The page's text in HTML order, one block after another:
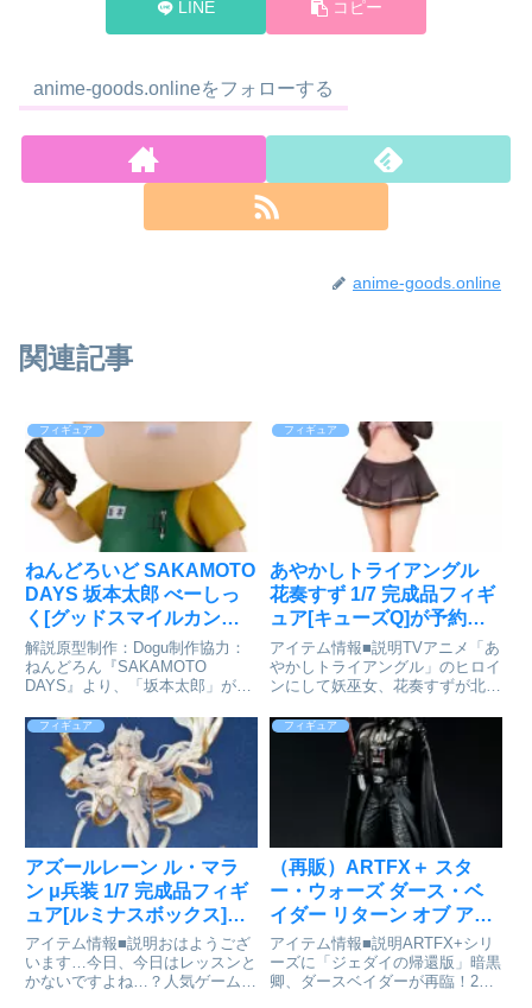
LINE コピー
anime-goods.onlineをフォローする
anime-goods.online
関連記事
フィギュア
ねんどろいど SAKAMOTO
DAYS 坂本太郎 べーしっ
く[グッドスマイルカンパ
ニー]が予約受付中
解説原型制作：Dogu制作協力：
ねんどろん『SAKAMOTO
DAYS』より、「坂本太郎」がね
場！・ねんどろいど べーしっく
とは？交換顔、オプションを省く
ことにより、通常より「安く」
「早く」をコンセプトにしたまさ
フィギュア
あやかしトライアングル
花奏すず 1/7 完成品フィギ
ュア[キューズQ]が予約受
付開始
アイテム情報■説明TVアニメ「あ
やかしトライアングル」のヒロイ
ンにして妖巫女、花奏すずが北彩
ずの魄(ハク)を採取するには、お
へそからの吸引が必要・・・とい
う、問題のおへそを上着をまくっ
てチラリ♡。ちょっとアンニ...
フィギュア
アズールレーン ル・マラ
ン μ兵装 1/7 完成品フィギ
ュア[ルミナスボックス]が
予約受付中
アイテム情報■説明おはようござ
います…今日、今日はレッスンと
かないですよね…？人気ゲーム
フィギュア
（再販）ARTFX＋ スタ
ー・ウォーズ ダース・ベ
イダー リターン オブ アナ
キン・スカイウォーカー
1/10 簡易組立キット[コト
ブキヤ]が予約受付開始
アイテム情報■説明ARTFX+シリ
ーズに「ジェダイの帰還版」暗黒
卿、ダースベイダーが再臨！2種